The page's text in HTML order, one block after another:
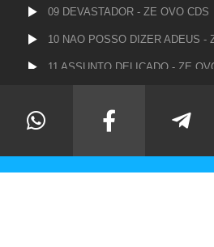
09 DEVASTADOR - ZE OVO CDS
10 NAO POSSO DIZER ADEUS -
11 ASSUNTO DELICADO - ZE
13 A CENA - ZE OVO CDS
15 UM DIA - ZE OVO CDS